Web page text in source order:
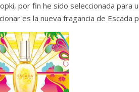
por fin he sido seleccionada para
es la nueva fragancia de Escada